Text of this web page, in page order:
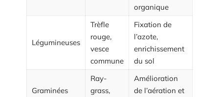
organique
Légumineuses
Trèfle
rouge,
vesce
commune
Fixation de
l’azote,
enrichissement
du sol
Graminées
Ray-
grass,
Amélioration
de l’aération et